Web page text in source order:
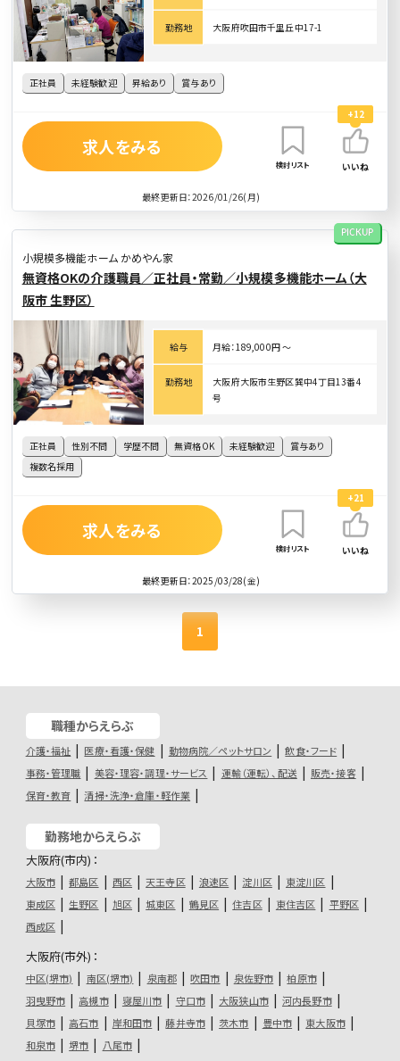
正社員 未経験歓迎 昇給あり 賞与あり
勤務地 大阪府吹田市千里丘中17-1
最終更新日：2026/01/26(月)
求人をみる
検討リスト
+12
いいね
小規模多機能ホーム かめやん家
PICKUP
無資格OKの介護職員／正社員・常勤／小規模多機能ホーム（大
阪市 生野区）
正社員 性別不問 学歴不問 無資格OK 未経験歓迎
賞与あり
複数名採用
給与 月給：189,000円 〜
勤務地
大阪府大阪市生野区巽中4丁目13番4
号
最終更新日：2025/03/28(金)
求人をみる
検討リスト
+21
いいね
1
職種からえらぶ
介護・福祉 医療・看護・保健 動物病院／ペットサロン
飲食・フード
事務・管理職
美容・理容・調理・サービス 運輸（運転）、配送
販売・接客
保育・教育
清掃・洗浄・倉庫・軽作業
勤務地からえらぶ
大阪府(市内)：
大阪市 都島区 西区 天王寺区 浪速区 淀川区
東淀川区
東成区
生野区 旭区 城東区 鶴見区 住吉区 東住吉区
平野区
西成区
大阪府(市外)：
中区(堺市) 南区(堺市) 泉南郡 吹田市 泉佐野市
柏原市
羽曳野市
高槻市 寝屋川市 守口市 大阪狭山市
河内長野市
貝塚市
高石市 岸和田市 藤井寺市 茨木市 豊中市
東大阪市
和泉市
堺市 八尾市